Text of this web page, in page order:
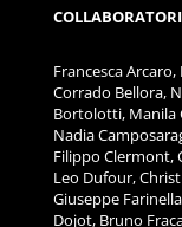
COLLABORATORI
Francesca
Corrado Bellora,
Bortolotti, Manila
Nadia
Filippo Clermont,
Leo Dufour,
Giuseppe
Dojot, Bruno